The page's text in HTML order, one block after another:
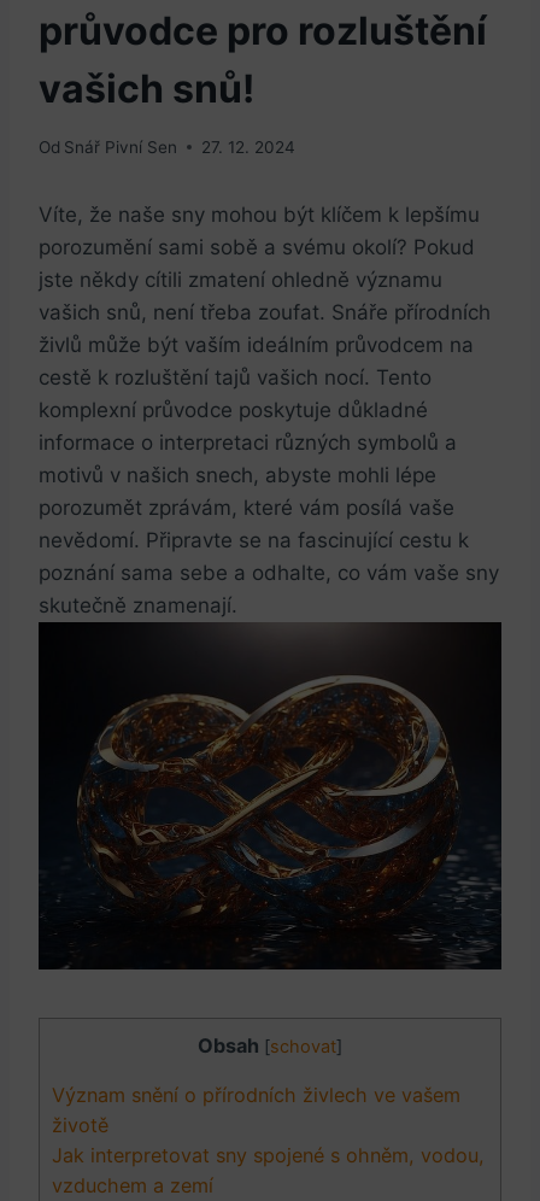
průvodce pro rozluštění
vašich snů!
Od Snář Pivní Sen 27. 12. 2024
Víte, že naše sny mohou být klíčem k lepšímu
porozumění sami sobě a svému okolí? Pokud
jste někdy cítili zmatení ohledně významu
vašich snů, není třeba zoufat. Snáře přírodních
živlů může být vaším ideálním průvodcem na
cestě k rozluštění tajů vašich nocí. Tento
komplexní průvodce poskytuje důkladné
informace o interpretaci různých symbolů a
motivů v našich snech, abyste mohli lépe
porozumět zprávám, které vám posílá vaše
nevědomí. Připravte se na fascinující cestu k
poznání sama sebe a odhalte, co vám vaše sny
skutečně znamenají.
Obsah [schovat]
Význam snění o přírodních živlech ve vašem
životě
Jak interpretovat sny spojené s ohněm, vodou,
vzduchem a zemí